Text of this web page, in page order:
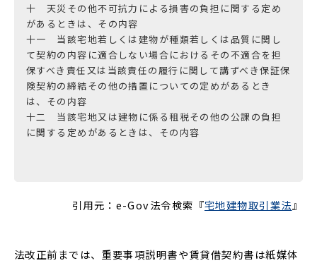
十 天災その他不可抗力による損害の負担に関する定め
があるときは、その内容
十一 当該宅地若しくは建物が種類若しくは品質に関し
て契約の内容に適合しない場合におけるその不適合を担
保すべき責任又は当該責任の履行に関して講ずべき保証保
険契約の締結その他の措置についての定めがあるとき
は、その内容
十二 当該宅地又は建物に係る租税その他の公課の負担
に関する定めがあるときは、その内容
引用元：e-Gov法令検索『宅地建物取引業法』
法改正前までは、重要事項説明書や賃貸借契約書は紙媒体